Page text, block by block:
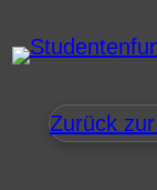
Zurück